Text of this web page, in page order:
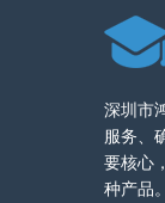
深圳市
服务、
要核心
种产品。